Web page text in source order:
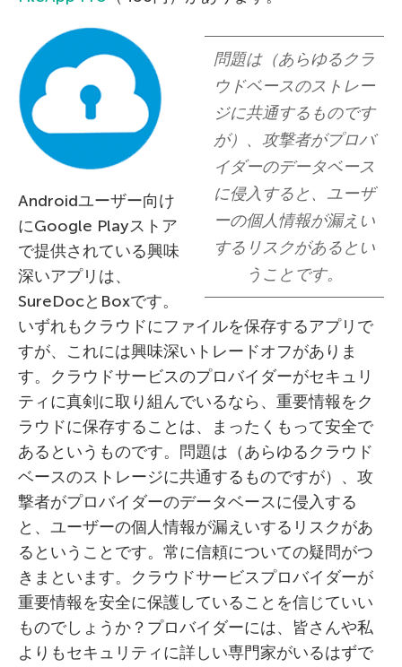
問題は（あらゆるクラ
ウドベースのストレー
ジに共通するものです
が）、攻撃者がプロバ
イダーのデータベース
に侵入すると、ユーザ
ーの個人情報が漏えい
するリスクがあるとい
うことです。
Androidユーザー向け
にGoogle Playストア
で提供されている興味
深いアプリは、
SureDocとBoxです。
いずれもクラウドにファイルを保存するアプリで
すが、これには興味深いトレードオフがありま
す。クラウドサービスのプロバイダーがセキュリ
ティに真剣に取り組んでいるなら、重要情報をク
ラウドに保存することは、まったくもって安全で
あるというものです。問題は（あらゆるクラウド
ベースのストレージに共通するものですが）、攻
撃者がプロバイダーのデータベースに侵入する
と、ユーザーの個人情報が漏えいするリスクがあ
るということです。常に信頼についての疑問がつ
きまといます。クラウドサービスプロバイダーが
重要情報を安全に保護していることを信じていい
ものでしょうか？プロバイダーには、皆さんや私
よりもセキュリティに詳しい専門家がいるはずで